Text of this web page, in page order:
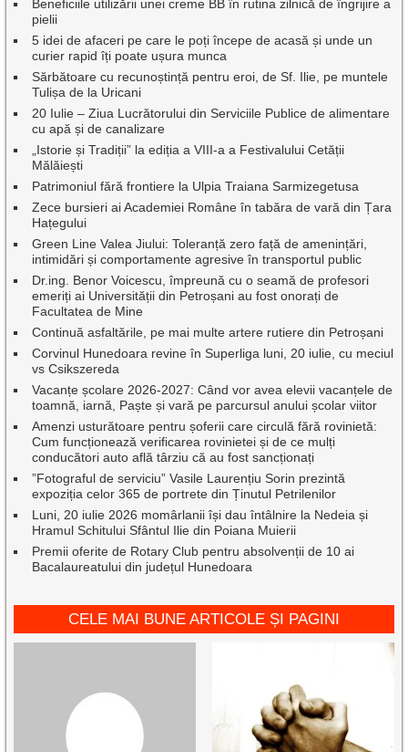
Beneficiile utilizării unei creme BB în rutina zilnică de îngrijire a
pielii
5 idei de afaceri pe care le poți începe de acasă și unde un
curier rapid îți poate ușura munca
Sărbătoare cu recunoștință pentru eroi, de Sf. Ilie, pe muntele
Tulișa de la Uricani
20 Iulie – Ziua Lucrătorului din Serviciile Publice de alimentare
cu apă și de canalizare
„Istorie și Tradiții” la ediția a VIII-a a Festivalului Cetății
Mălăiești
Patrimoniul fără frontiere la Ulpia Traiana Sarmizegetusa
Zece bursieri ai Academiei Române în tabăra de vară din Țara
Hațegului
Green Line Valea Jiului: Toleranță zero față de amenințări,
intimidări și comportamente agresive în transportul public
Dr.ing. Benor Voicescu, împreună cu o seamă de profesori
emeriți ai Universității din Petroșani au fost onorați de
Facultatea de Mine
Continuă asfaltările, pe mai multe artere rutiere din Petroșani
Corvinul Hunedoara revine în Superliga luni, 20 iulie, cu meciul
vs Csikszereda
Vacanțe școlare 2026-2027: Când vor avea elevii vacanțele de
toamnă, iarnă, Paște și vară pe parcursul anului școlar viitor
Amenzi usturătoare pentru șoferii care circulă fără rovinietă:
Cum funcționează verificarea rovinietei și de ce mulți
conducători auto află târziu că au fost sancționați
”Fotograful de serviciu” Vasile Laurențiu Sorin prezintă
expoziția celor 365 de portrete din Ținutul Petrilenilor
Luni, 20 iulie 2026 momârlanii își dau întâlnire la Nedeia și
Hramul Schitului Sfântul Ilie din Poiana Muierii
Premii oferite de Rotary Club pentru absolvenții de 10 ai
Bacalaureatului din județul Hunedoara
CELE MAI BUNE ARTICOLE ȘI PAGINI